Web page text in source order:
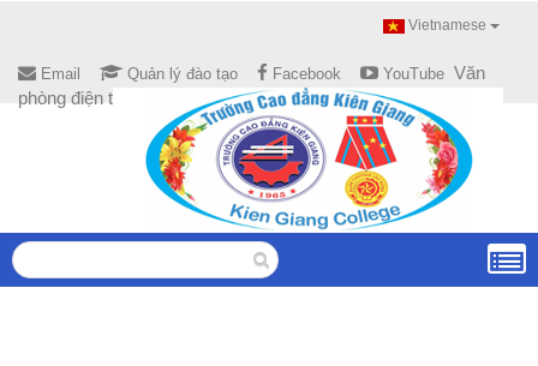
Vietnamese
Email Quản lý đào tạo Facebook YouTube Văn
phòng điện tử